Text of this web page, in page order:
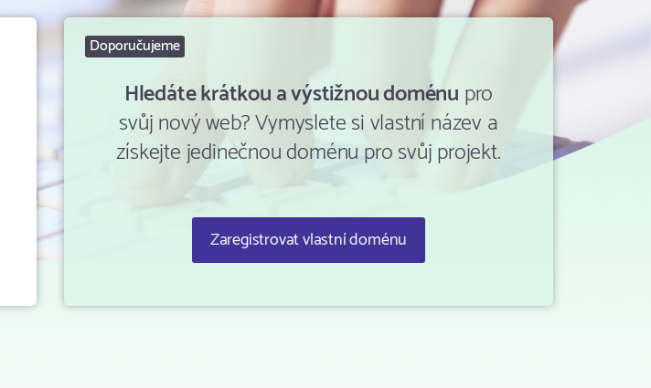
Doporučujeme
Hledáte krátkou a výstižnou doménu pro
svůj nový web? Vymyslete si vlastní název a
získejte jedinečnou doménu pro svůj projekt.
Zaregistrovat vlastní doménu